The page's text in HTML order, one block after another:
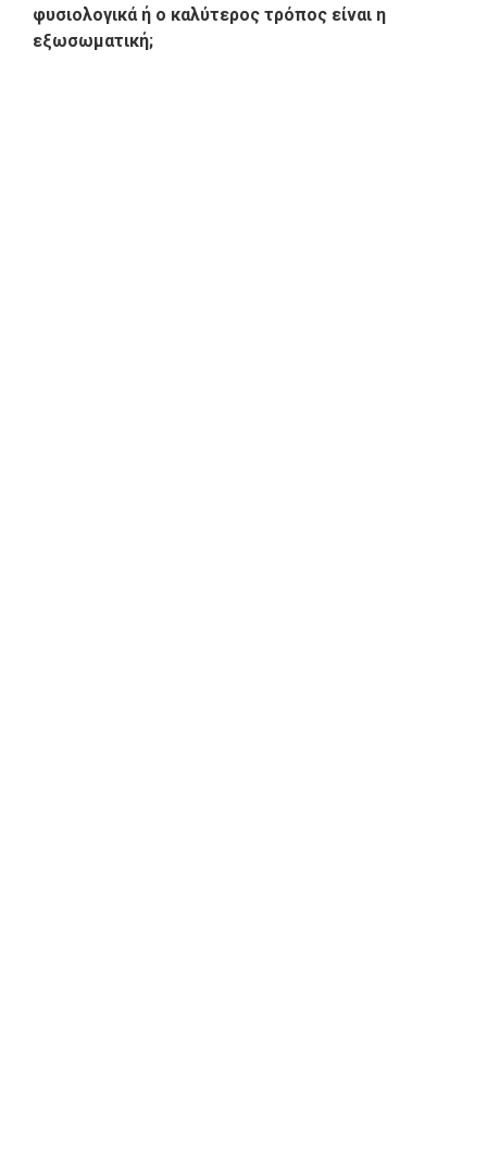
φυσιολογικά ή ο καλύτερος τρόπος είναι η
εξωσωματική;